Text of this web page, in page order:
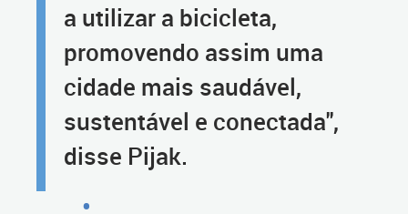
a utilizar a bicicleta,
promovendo assim uma
cidade mais saudável,
sustentável e conectada",
disse Pijak.